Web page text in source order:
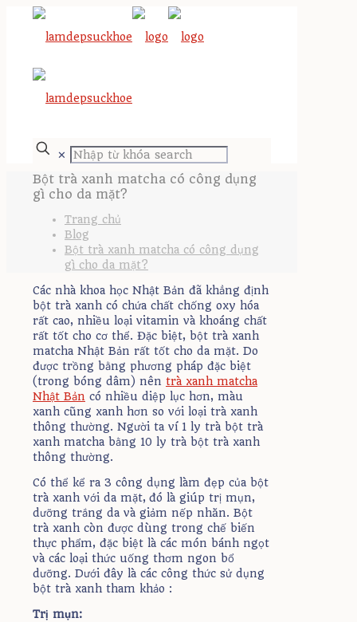
✕
Bột trà xanh matcha có công dụng
gì cho da mặt?
Trang chủ
Blog
Bột trà xanh matcha có công dụng
gì cho da mặt?
Các nhà khoa học Nhật Bản đã khẳng định
bột trà xanh có chứa chất chống oxy hóa
rất cao, nhiều loại vitamin và khoáng chất
rất tốt cho cơ thể. Đặc biệt, bột trà xanh
matcha Nhật Bản rất tốt cho da mặt. Do
được trồng bằng phương pháp đặc biệt
(trong bóng dâm) nên trà xanh matcha
Nhật Bản có nhiều diệp lục hơn, màu
xanh cũng xanh hơn so với loại trà xanh
thông thường. Người ta ví 1 ly trà bột trà
xanh matcha bằng 10 ly trà bột trà xanh
thông thường.
Có thể kể ra 3 công dụng làm đẹp của bột
trà xanh với da mặt, đó là giúp trị mụn,
dưỡng trắng da và giảm nếp nhăn. Bột
trà xanh còn được dùng trong chế biến
thực phẩm, đặc biệt là các món bánh ngọt
và các loại thức uống thơm ngon bổ
dưỡng. Dưới đây là các công thức sử dụng
bột trà xanh tham khảo :
Trị mụn: